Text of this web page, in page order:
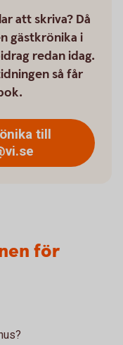
att skriva? Då
gästkrönika i
redan idag.
så får
till
för